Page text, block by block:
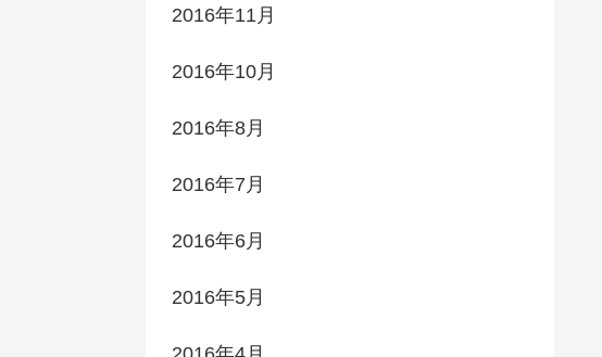
2016年11月
2016年10月
2016年8月
2016年7月
2016年6月
2016年5月